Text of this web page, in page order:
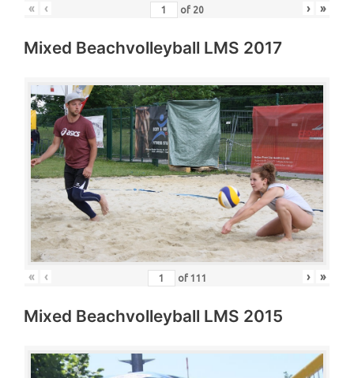
« ‹ of 20 › »
Mixed Beachvolleyball LMS 2017
« ‹ of 111 › »
Mixed Beachvolleyball LMS 2015